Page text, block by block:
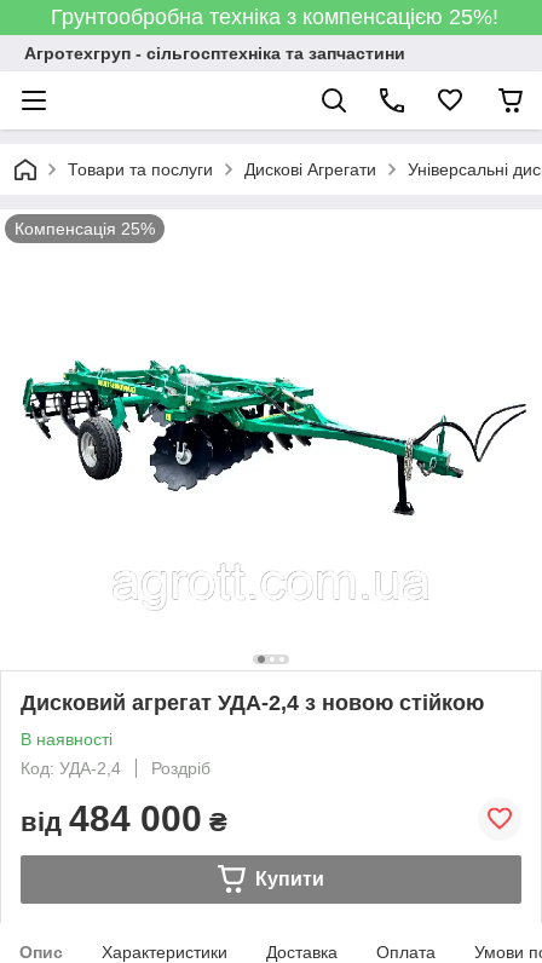
Грунтообробна техніка з компенсацією 25%!
Агротехгруп - сільгосптехніка та запчастини
Товари та послуги Дискові Агрегати Універсальні
Компенсація 25%
Дисковий агрегат УДА-2,4 з новою стійкою
В наявності
Код: УДА-2,4
Роздріб
від 484 000 ₴
Купити
Опис Характеристики Доставка Оплата Умови